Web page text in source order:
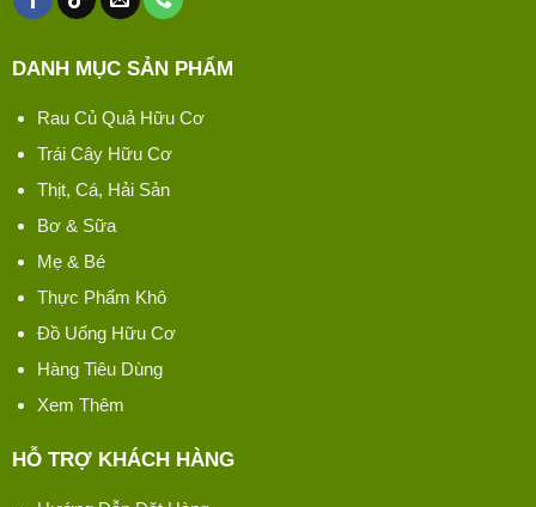
DANH MỤC SẢN PHẨM
Rau Củ Quả Hữu Cơ
Trái Cây Hữu Cơ
Thịt, Cá, Hải Sản
Bơ & Sữa
Mẹ & Bé
Thực Phẩm Khô
Đồ Uống Hữu Cơ
Hàng Tiêu Dùng
Xem Thêm
HỖ TRỢ KHÁCH HÀNG